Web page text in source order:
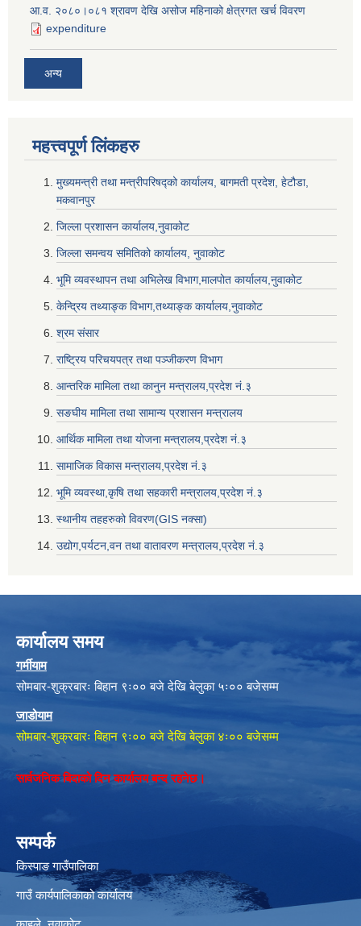
आ.व. २०८०।०८१ श्रावण देखि असोज महिनाको क्षेत्रगत खर्च विवरण
expenditure
अन्य
महत्त्वपूर्ण लि‌ंकहरु
मुख्यमन्त्री तथा मन्त्रीपरिषद्को कार्यालय, बागमती प्रदेश, हेटौडा,
मकवानपुर
जिल्ला प्रशासन कार्यालय,नुवाकोट
जिल्ला समन्वय समितिको कार्यालय, नुवाकोट
भूमि व्यवस्थापन तथा अभिलेख विभाग,मालपोत कार्यालय,नुवाकोट
केन्द्रिय तथ्याङ्क विभाग,तथ्याङ्क कार्यालय,नुवाकोट
श्रम संसार
राष्ट्रिय परिचयपत्र तथा पञ्जीकरण विभाग
आन्तरिक मामिला तथा कानुन मन्त्रालय,प्रदेश नं‌‍‌‍.३
सङघीय मामिला तथा सामान्य प्रशासन मन्त्रालय
आर्थिक मामिला तथा योजना मन्त्रालय,प्रदेश नं‌‍‌‍.३
सामाजिक विकास मन्त्रालय,प्रदेश नं‌‍‌‍.३
भूमि व्यवस्था,कृषि तथा सहकारी मन्त्रालय,प्रदेश नं‌‍‌‍.३
स्थानीय तहहरुको विवरण(GIS नक्सा)
उद्योग,पर्यटन,वन तथा वातावरण मन्त्रालय,प्रदेश नं‌‍‌‍.३
कार्यालय समय
गर्मीयाम
सोमबार-शुक्रबारः बिहान ९ः०० बजे देखि बेलुका ५ः०० बजेसम्म
जाडोयाम
सोमबार-शुक्रबारः बिहान ९ः०० बजे देखि बेलुका ४ः०० बजेसम्म
सार्वजनिक बिदाको दिन कार्यालय बन्द रहनेछ।
सम्पर्क
किस्पाङ गाउँपालिका
गाउँ कार्यपालिकाको कार्यालय